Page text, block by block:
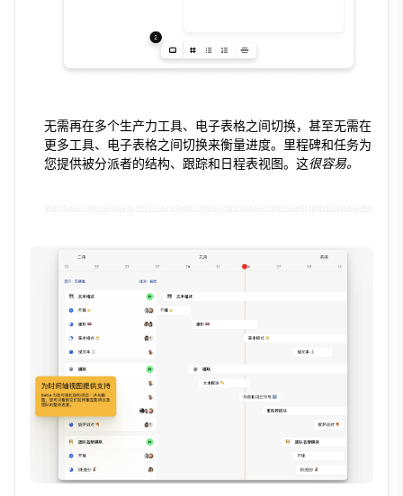
无需再在多个生产力工具、电子表格之间切换，甚至无需在
更多工具、电子表格之间切换来衡量进度。里程碑和任务为
您提供被分派者的结构、跟踪和日程表视图。这很容易。